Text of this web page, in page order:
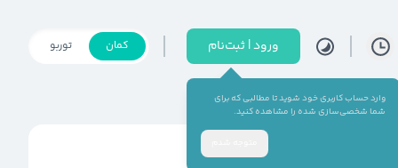
ورود | ثبت‌نام
وارد حساب کاربری خود شوید تا مطالبی که برای
شما شخصی‌سازی شده را مشاهده کنید.
کمان توربو